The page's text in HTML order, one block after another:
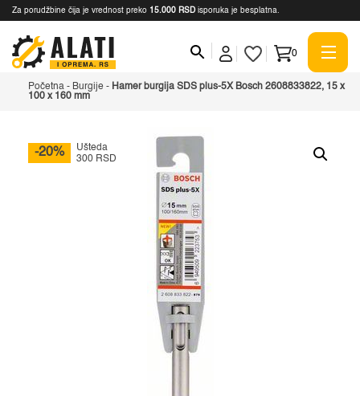
Za porudžbine čija je vrednost preko 15.000 RSD isporuka je besplatna.
0
Početna - Burgije - Hamer burgija SDS plus-5X Bosch 2608833822, 15 x
100 x 160 mm
-20%
Ušteda
300 RSD